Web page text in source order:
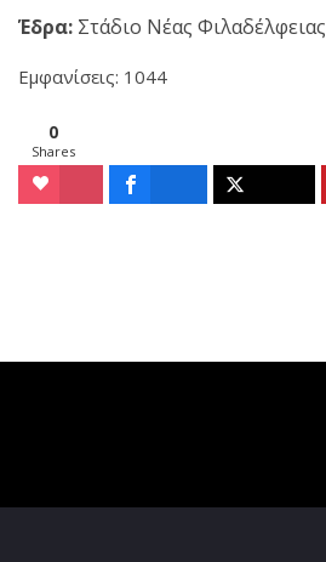
Έδρα: Στάδιο Νέας Φιλαδέλφειας
Εμφανίσεις: 1044
0
Shares